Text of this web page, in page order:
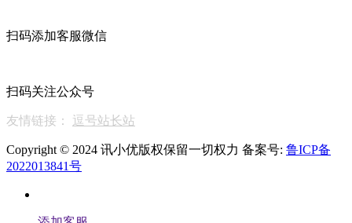
扫码添加客服微信
扫码关注公众号
友情链接： 逗号站长站
Copyright © 2024 讯小优版权保留一切权力 备案号: 鲁ICP备
2022013841号